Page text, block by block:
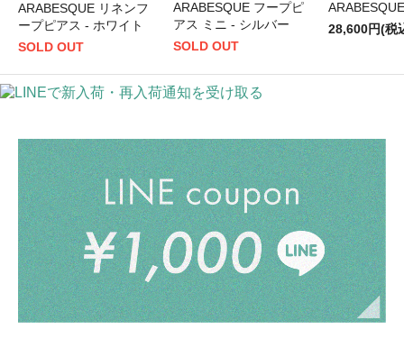
ARABESQUE リネンフ
ープピアス - ホワイト
SOLD OUT
ARABESQUE フープピ
アス ミニ - シルバー
SOLD OUT
28,600円(税